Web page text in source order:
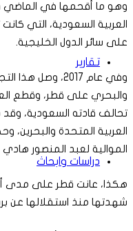
تقارير
دراسات وابحاث
وهو ما أقحمها في الماضي
العربية السعودية، التي
على سائر الدول الخليجية.
وفي عام 2017،
والبحري على قطر، وقطع
تحالف قادته السعودية، وقد
العربية المتحدة والبحرين،
الموالية لعبد المنصور هادي
هكذا، عانت قطر على مدى
شهدتها منذ استقلالها عن